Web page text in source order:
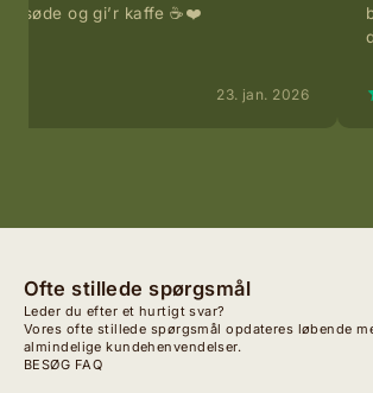
søde og gi’r kaffe ☕️❤️
23. jan. 2026
Ofte stillede spørgsmål
Leder du efter et hurtigt svar?
Vores ofte stillede spørgsmål opdateres løbende
almindelige kundehenvendelser.
BESØG FAQ